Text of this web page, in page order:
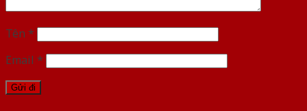
Tên *
Email *